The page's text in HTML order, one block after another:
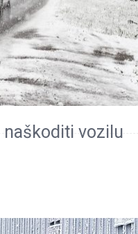
vozilu